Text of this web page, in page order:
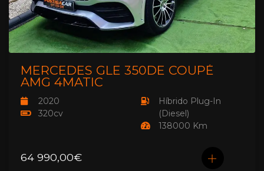
MERCEDES GLE 350DE COUPÉ
AMG 4MATIC
2020
320cv
Híbrido Plug-In
(Diesel)
138000 Km
64 990,00€